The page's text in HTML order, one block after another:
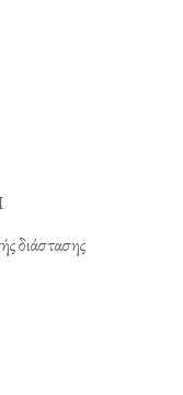
διάστασης